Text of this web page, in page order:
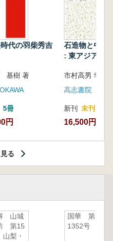
代の羽柴秀吉
基樹 著
5冊
円
石造物と中世
: 東アジアと
高志書院
新刊 未刊
16,500円
る
山城
第15
梨・
国華 第
1352号